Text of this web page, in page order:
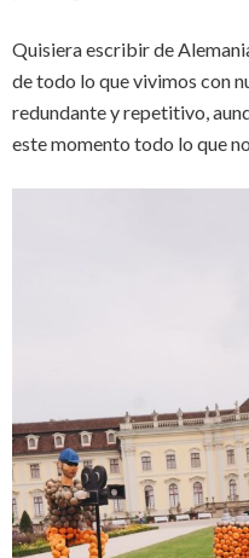
Quisiera escribir de
de todo lo que vivimos con
redundante y repetitivo,
este momento todo lo que